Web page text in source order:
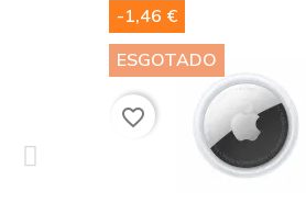
-1,46 €
ESGOTADO
favorite_border